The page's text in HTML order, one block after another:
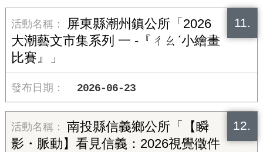
11.
屏東縣潮州鎮公所「2026
大潮藝文市集系列 一 -『ㄔㄠˊ小繪畫
比賽』」
2026-06-23
12.
南投縣信義鄉公所「【瞬
影・脈動】看見信義：2026視覺徵件